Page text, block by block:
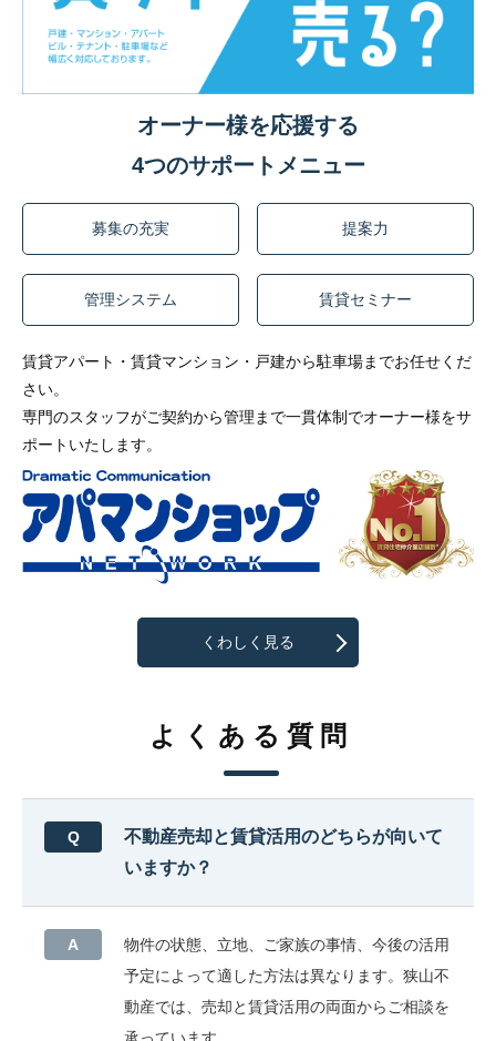
オーナー様を応援する
4つのサポートメニュー
募集の充実 提案力
管理システム 賃貸セミナー
賃貸アパート・賃貸マンション・戸建から駐車場までお任せくだ
さい。
専門のスタッフがご契約から管理まで一貫体制でオーナー様をサ
ポートいたします。
くわしく見る
よくある質問
不動産売却と賃貸活用のどちらが向いて
いますか？
物件の状態、立地、ご家族の事情、今後の活用
予定によって適した方法は異なります。狭山不
動産では、売却と賃貸活用の両面からご相談を